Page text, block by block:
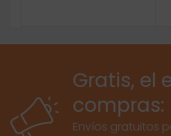
Gratis, el
compras:
Envíos gratuitos